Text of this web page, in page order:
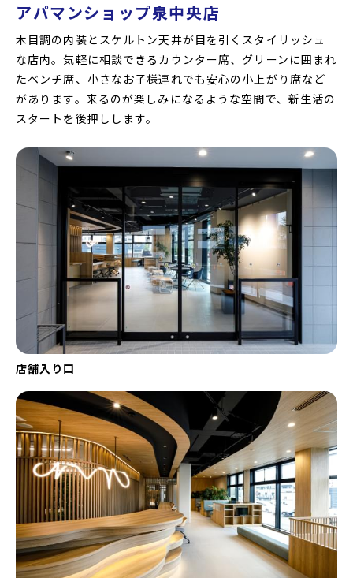
アパマンショップ泉中央店
木目調の内装とスケルトン天井が目を引くスタイリッシュ
な店内。気軽に相談できるカウンター席、グリーンに囲まれ
たベンチ席、小さなお子様連れでも安心の小上がり席など
があります。来るのが楽しみになるような空間で、新生活の
スタートを後押しします。
店舗入り口